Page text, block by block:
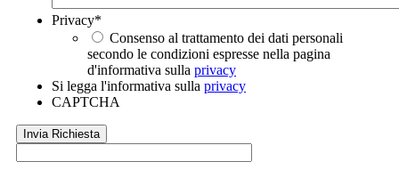
Privacy*
Consenso al trattamento dei dati personali
secondo le condizioni espresse nella pagina
d'informativa sulla privacy
Si legga l'informativa sulla privacy
CAPTCHA